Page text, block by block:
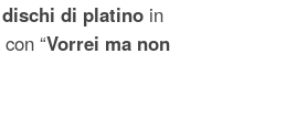
dischi di platinoin
“Vorrei ma non